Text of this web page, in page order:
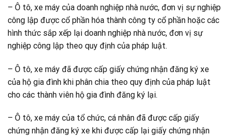
– Ô tô, xe máy của doanh nghiệp nhà nước, đơn vị sự nghiệp
công lập được cổ phần hóa thành công ty cổ phần hoặc các
hình thức sắp xếp lại doanh nghiệp nhà nước, đơn vị sự
nghiệp công lập theo quy định của pháp luật.
– Ô tô, xe máy đã được cấp giấy chứng nhận đăng ký xe
của hộ gia đình khi phân chia theo quy định của pháp luật
cho các thành viên hộ gia đình đăng ký lại.
– Ô tô, xe máy của tổ chức, cá nhân đã được cấp giấy
chứng nhận đăng ký xe khi được cấp lại giấy chứng nhận